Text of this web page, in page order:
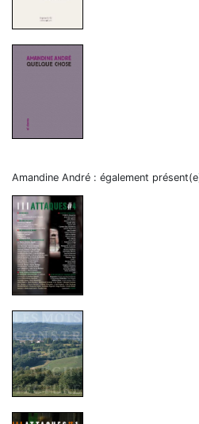
Amandine André : également